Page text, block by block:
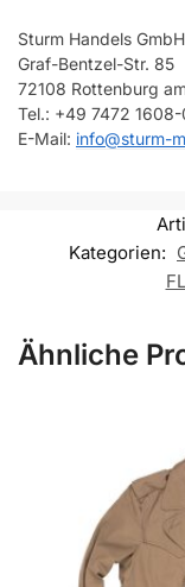
Sturm Handels GmbH
Graf-Bentzel-Str. 85
72108 Rottenburg
Tel.: +49 7472 1608-
E-Mail: info@sturm-
Kategorien:
Ähnliche